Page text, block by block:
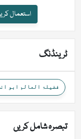
استعمال
ٹرینڈنگ
فضیلۃ العالم ابو
تبصرہ شامل کریں